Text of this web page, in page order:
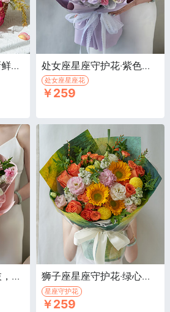
温馨祝福/水果花篮·新鲜水果、精选花材 处女座星座守护花·紫色松虫草4枝，紫色紫罗兰4枝
处女座星座花
￥259
花漾祝福·大向日葵1枝，粉色玫瑰6枝 狮子座星座守护花·绿心向日葵3枝，国王日橙色玫瑰7枝
星座守护花
￥259